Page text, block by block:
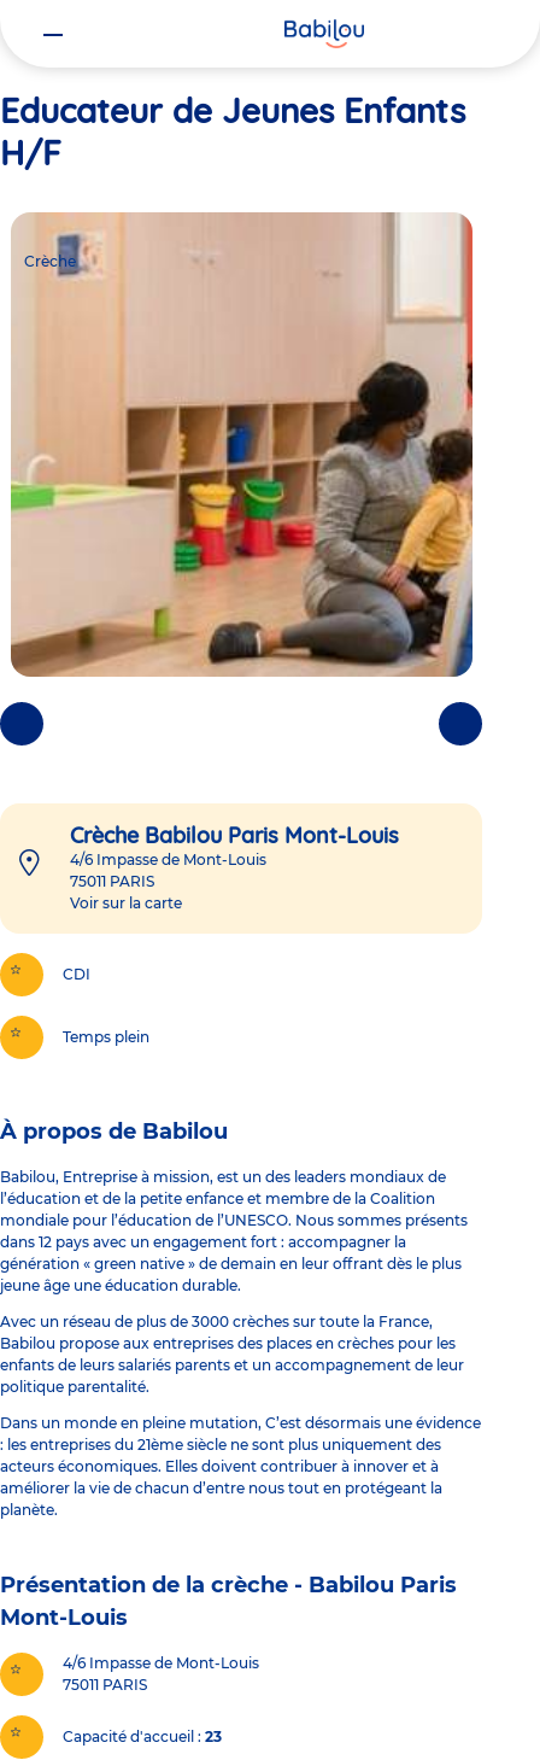
Educateur de Jeunes Enfants
H/F
Crèche
Babilou
Crèche
Photos
précédentes
Photos
suivantes
Crèche Babilou Paris Mont-Louis
4/6 Impasse de Mont-Louis
75011 PARIS
Voir sur la carte
CDI
Temps plein
À propos de Babilou
Babilou, Entreprise à mission, est un des leaders mondiaux de
l’éducation et de la petite enfance et membre de la Coalition
mondiale pour l’éducation de l’UNESCO. Nous sommes présents
dans 12 pays avec un engagement fort : accompagner la
génération « green native » de demain en leur offrant dès le plus
jeune âge une éducation durable.
Avec un réseau de plus de 3000 crèches sur toute la France,
Babilou propose aux entreprises des places en crèches pour les
enfants de leurs salariés parents et un accompagnement de leur
politique parentalité.
Dans un monde en pleine mutation, C’est désormais une évidence
: les entreprises du 21ème siècle ne sont plus uniquement des
acteurs économiques. Elles doivent contribuer à innover et à
améliorer la vie de chacun d’entre nous tout en protégeant la
planète.
Présentation de la crèche - Babilou Paris
Mont-Louis
4/6 Impasse de Mont-Louis
75011 PARIS
Capacité d'accueil 23